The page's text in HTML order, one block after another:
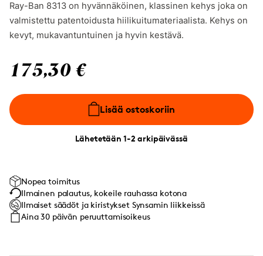
Ray-Ban 8313 on hyvännäköinen, klassinen kehys joka on
valmistettu patentoidusta hiilikuitumateriaalista. Kehys on
kevyt, mukavantuntuinen ja hyvin kestävä.
175,30 €
Lisää ostoskoriin
Lähetetään 1-2 arkipäivässä
Nopea toimitus
Ilmainen palautus, kokeile rauhassa kotona
Ilmaiset säädöt ja kiristykset Synsamin liikkeissä
Aina 30 päivän peruuttamisoikeus